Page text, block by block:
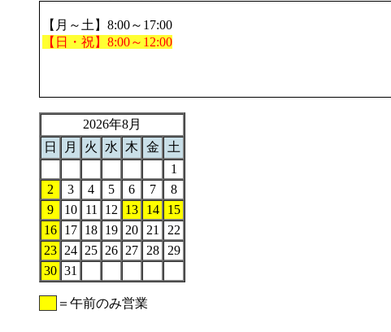
【月～土】8:00～17:00
【日・祝】8:00～12:00
2026年8月
日
月 火 水 木 金
土
1
2
3 4 5 6 7
8
9
10 11 12 13 14
15
16 17 18 19 20 21
22
23 24 25 26 27 28
29
30 31
＝午前のみ営業